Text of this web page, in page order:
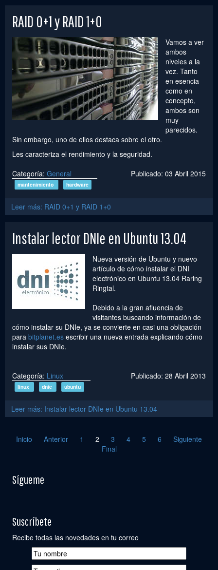
RAID 0+1 y RAID 1+0
Vamos a ver
ambos
niveles a la
vez. Tanto
en esencia
como en
concepto,
ambos son
muy
parecidos.
Sin embargo, uno de ellos destaca sobre el otro.
Les caracteriza el rendimiento y la seguridad.
Categoría: General Publicado: 03 Abril 2015
mantenimiento hardware
Leer más: RAID 0+1 y RAID 1+0
Instalar lector DNIe en Ubuntu 13.04
Nueva versión de Ubuntu y nuevo
artículo de cómo instalar el DNI
electrónico en Ubuntu 13.04 Raring
Ringtal.
Debido a la gran afluencia de
visitantes buscando información de
cómo instalar su DNIe, ya se convierte en casi una obligación
para bitplanet.es escribir una nueva entrada explicando cómo
instalar sus DNIe.
Categoría: Linux Publicado: 28 Abril 2013
linux dnie ubuntu
Leer más: Instalar lector DNIe en Ubuntu 13.04
Inicio Anterior 1 2 3 4 5 6
Siguiente
Final
Sígueme
Suscríbete
Recibe todas las novedades en tu correo